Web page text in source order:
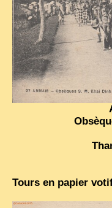
WHAT’S NEW
EXCLUSIVE STORIES
LAOS 2025
ETÉ 2025
CLOSE-UP
DON’T MISS
Tours en papier